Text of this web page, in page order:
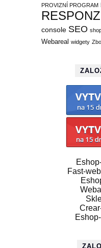
PROVIZNÍ PROGRAM
console SEO
Webareal widgety
Fast-